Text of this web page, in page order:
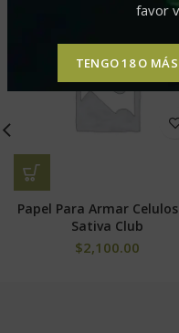
favor
TENGO 18 O MÁS
Papel Para Armar
Sativa Club
$2,100.00